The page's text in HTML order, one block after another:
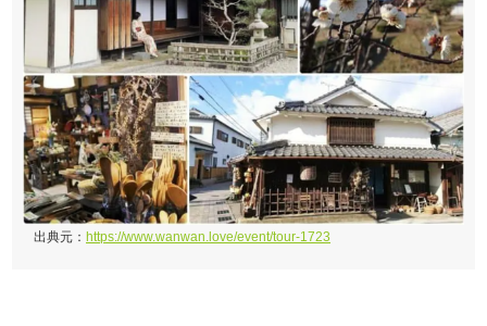
出典元： https://www.wanwan.love/event/tour-1723